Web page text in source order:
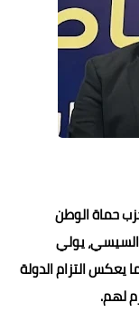
حماة الوطن
السيسي، يولي
يعكس التزام الدولة
لهم.